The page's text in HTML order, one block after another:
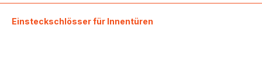
Einsteckschlösser für Innentüren